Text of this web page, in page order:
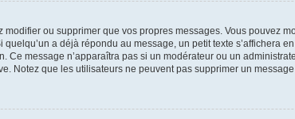
modifier ou supprimer que vos propres messages. Vous pouvez
a déjà répondu au message, un petit texte s’affichera
Ce message n’apparaîtra pas si un modérateur ou un
Notez que les utilisateurs ne peuvent pas supprimer un